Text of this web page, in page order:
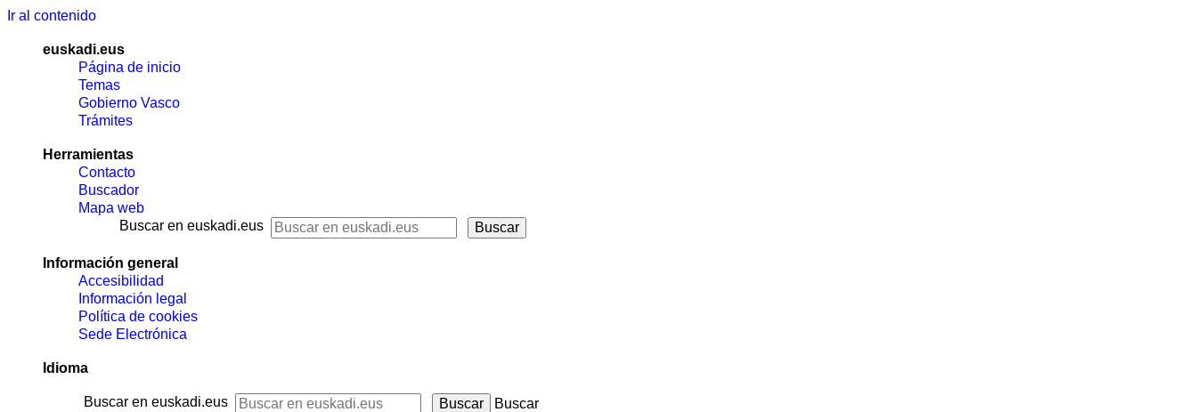
Ir al contenido
euskadi.eus
Página de inicio
Temas
Gobierno Vasco
Trámites
Herramientas
Contacto
Buscador
Mapa web
Buscar en euskadi.eus
Información general
Accesibilidad
Información legal
Política de cookies
Sede Electrónica
Idioma
Buscar en euskadi.eus
Buscar